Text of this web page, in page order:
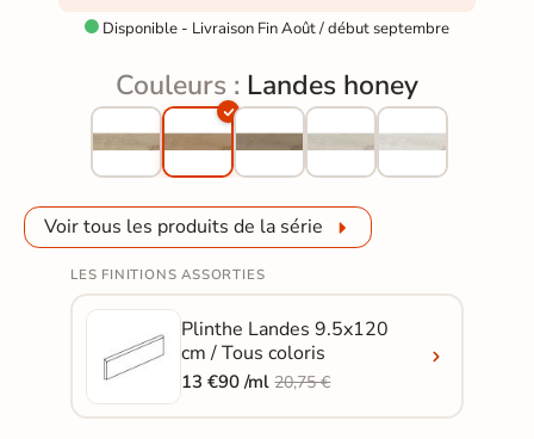
 Disponible - Livraison Fin Août / début septembre
Couleurs : Landes honey
Voir tous les produits de la série
LES FINITIONS ASSORTIES
Plinthe Landes 9.5x120
cm / Tous coloris
13 €90 /ml20,75 €